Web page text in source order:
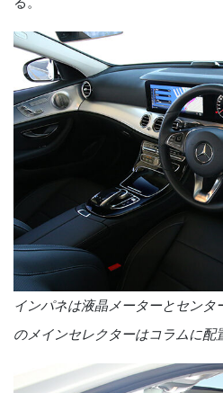
インパネは液晶メーターとセン
のメインセレクターはコラムに配